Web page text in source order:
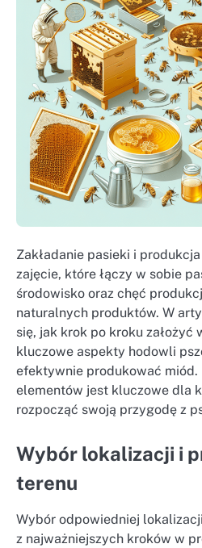
Zakładanie pasieki i
zajęcie, które łączy w sobie
środowisko oraz chęć
naturalnych produktów. W
się, jak krok po kroku założyć
kluczowe aspekty hodowli
efektywnie produkować miód.
elementów jest kluczowe dla
rozpocząć swoją przygodę z
Wybór lokalizacji i
terenu
Wybór odpowiedniej
z najważniejszych kroków w